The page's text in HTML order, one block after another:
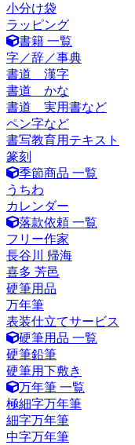
小分け袋
ラッピング
書籍 一覧
字／辞／事典
書道 漢字
書道 かな
書道 実用書など
ペン字など
書写教育用テキスト
篆刻
季節商品 一覧
うちわ
カレンダー
落款依頼 一覧
フリー作家
長谷川 帰海
喜多 芳邑
硬筆用品
万年筆
表装仕立てサービス
硬筆用品 一覧
硬筆鉛筆
硬筆用下敷き
万年筆 一覧
極細字万年筆
細字万年筆
中字万年筆